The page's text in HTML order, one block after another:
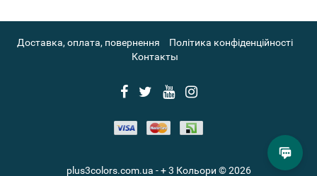
Доставка, оплата, повернення
Політика конфіденційності
Контакты
plus3colors.com.ua - + 3 Кольори © 2026